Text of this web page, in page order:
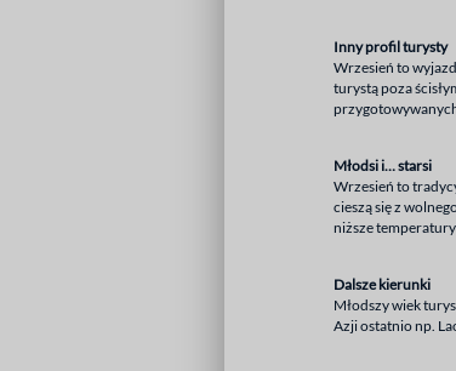
Inny profil turysty
Wrzesień to
turystą poza
Młodsi i… starsi
Wrzesień to
cieszą się z
niższe
Dalsze kierunki
Młodszy wiek
Azji ostatnio np.